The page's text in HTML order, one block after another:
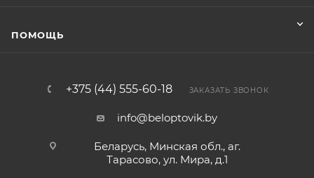
ПОМОЩЬ
+375 (44) 555-60-18 ЗАКАЗАТЬ ЗВОНОК
info@beloptovik.by
Беларусь, Минская обл., аг.
Тарасово, ул. Мира, д.1